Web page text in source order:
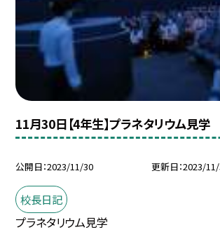
11月30日【4年生】プラネタリウム見学
公開日 2023/11/30 更新日 2023/
校長日記
プラネタリウム見学